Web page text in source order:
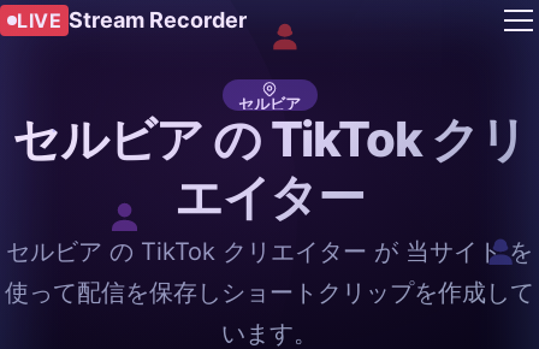
LIVE Stream Recorder
セルビア
セルビア の TikTok クリ
エイター
セルビア の TikTok クリエイター が 当サイト を
使って配信を保存しショートクリップを作成して
います。